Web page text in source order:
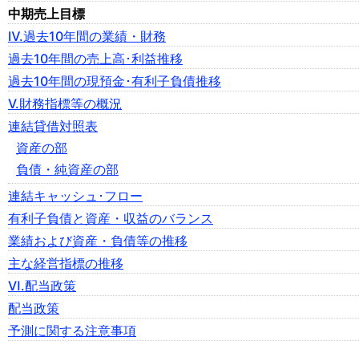
中期売上目標
Ⅳ.過去10年間の業績・財務
過去10年間の売上高･利益推移
過去10年間の現預金･有利子負債推移
Ⅴ.財務指標等の概況
連結貸借対照表
資産の部
負債・純資産の部
連結キャッシュ･フロー
有利子負債と資産・収益のバランス
業績および資産・負債等の推移
主な経営指標の推移
Ⅵ.配当政策
配当政策
予測に関する注意事項